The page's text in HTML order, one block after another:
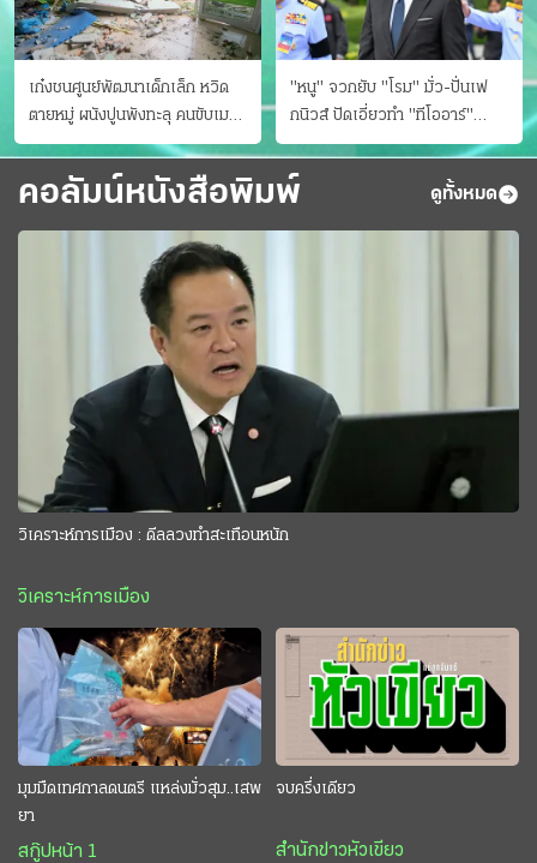
เก๋งชนศูนย์พัฒนาเด็กเล็ก หวิด
ตายหมู่ ผนังปูนพังทะลุ คนขับเมา
ยา
"หนู" จวกยับ "โรม" มั่ว-ปั่นเฟ
กนิวส์ ปัดเอี่ยวทํา "ทีโออาร์"
ต้นทางโกงสอบฉาว
คอลัมน์หนังสือพิมพ์ ดูทั้งหมด
วิเคราะห์การเมือง : ดีลลวงทำสะเทือนหนัก
วิเคราะห์การเมือง
มุมมืดเทศกาลดนตรี แหล่งมั่วสุม..เสพ
ยา
สกู๊ปหน้า 1
จบครึ่งเดียว
สำนักข่าวหัวเขียว